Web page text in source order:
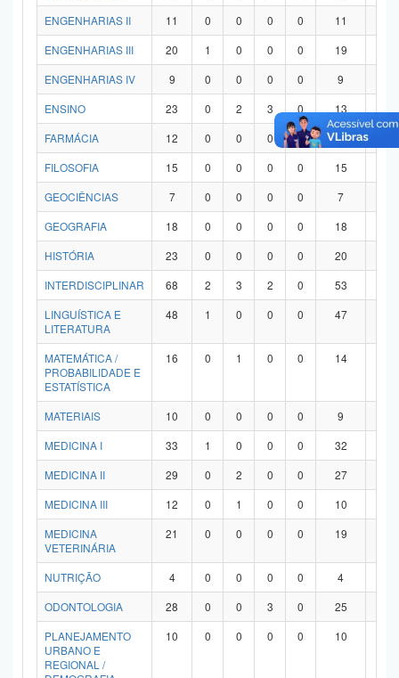
ENGENHARIAS II
11 0 0 0 0 11
ENGENHARIAS III
20 1 0 0 0 19
ENGENHARIAS IV
9 0 0 0 0 9
ENSINO
23 0 2 3 0 13
FARMÁCIA
12 0 0 0 0 12
FILOSOFIA
15 0 0 0 0 15
GEOCIÊNCIAS
7 0 0 0 0 7
GEOGRAFIA
18 0 0 0 0 18
HISTÓRIA
23 0 0 0 0 20
INTERDISCIPLINAR
68 2 3 2 0 53
LINGUÍSTICA E
LITERATURA
48 1 0 0 0 47
MATEMÁTICA /
PROBABILIDADE E
ESTATÍSTICA
16 0 1 0 0 14
MATERIAIS 10 0 0 0 0 9
MEDICINA I
33 1 0 0 0 32
MEDICINA II
29 0 2 0 0 27
MEDICINA III
12 0 1 0 0 10
MEDICINA
VETERINÁRIA
21 0 0 0 0 19
NUTRIÇÃO 4 0 0 0 0 4
ODONTOLOGIA
28 0 0 3 0 25
PLANEJAMENTO
URBANO E
REGIONAL /
10 0 0 0 0 10